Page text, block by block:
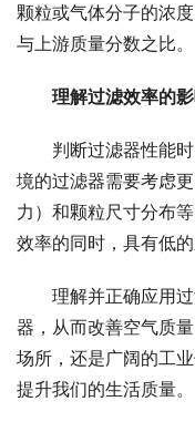
颗粒或气体分子的浓
与上游质量分数之比。
理解过滤效率的
判断过滤器性能
境的过滤器需要考虑
力）和颗粒尺寸分布
效率的同时，具有低
理解并正确应用
器，从而改善空气质
场所，还是广阔的工
提升我们的生活质量。